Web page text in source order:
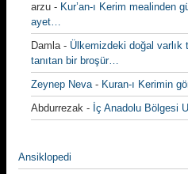
arzu - Kur’an-ı Kerim mealinden
ayet…
Damla- Ülkemizdeki doğal varlık
tanıtan bir broşür…
Zeynep Neva- Kuran-ı Kerimin
Abdurrezak - İç Anadolu Bölgesi
Ansiklopedi